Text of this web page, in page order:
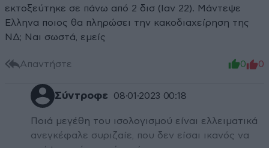
εκτοξεύτηκε σε πάνω από 2 δισ (Ιαν 22). Μάντεψε
Ελληνα ποιος θα πληρώσει την κακοδιαχείρηση της
ΝΔ; Ναι σωστά, εμείς
Απαντήστε 0 0
Σύντροφε 08·01·2023 00:18
Ποιά μεγέθη του ισολογισμού είναι ελλειματικά
ανεγκέφαλε συριζαίε, που δεν είσαι ικανός να